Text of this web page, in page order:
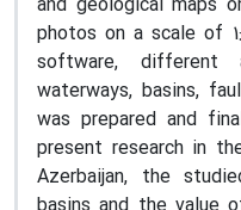
photos on a scale of
software, different
waterways, basins,
was prepared and
present research in
Azerbaijan, the